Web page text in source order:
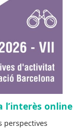
l’interès online
perspectives